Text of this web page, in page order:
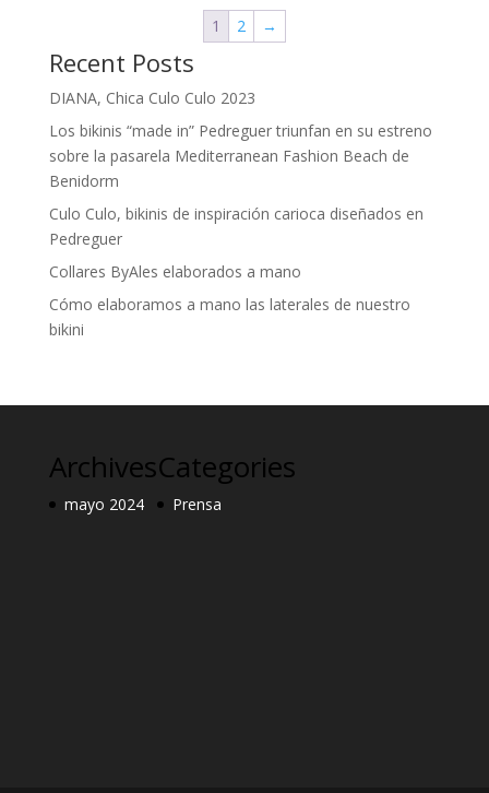
1 2 →
Recent Posts
DIANA, Chica Culo Culo 2023
Los bikinis “made in” Pedreguer triunfan en su estreno
sobre la pasarela Mediterranean Fashion Beach de
Benidorm
Culo Culo, bikinis de inspiración carioca diseñados en
Pedreguer
Collares ByAles elaborados a mano
Cómo elaboramos a mano las laterales de nuestro
bikini
Archives
mayo 2024
Categories
Prensa